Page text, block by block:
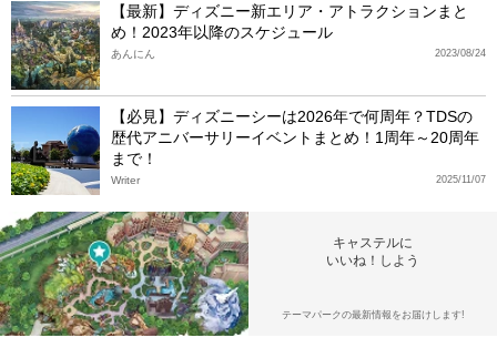
【最新】ディズニー新エリア・アトラクションまと
め！2023年以降のスケジュール
2023/08/24
あんにん
【必見】ディズニーシーは2026年で何周年？TDSの
歴代アニバーサリーイベントまとめ！1周年～20周年
まで！
2025/11/07
Writer
キャステルに
いいね！しよう
テーマパークの最新情報をお届けします!